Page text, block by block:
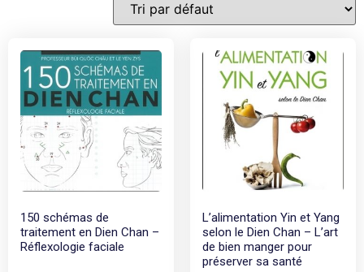
150 schémas de
traitement en Dien Chan –
Réflexologie faciale
L’alimentation Yin et Yang
selon le Dien Chan – L’art
de bien manger pour
préserver sa santé